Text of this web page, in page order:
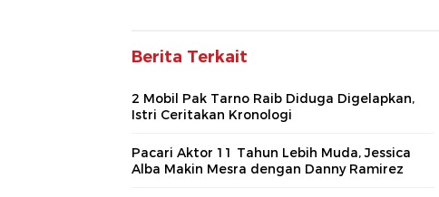
Berita Terkait
2 Mobil Pak Tarno Raib Diduga Digelapkan,
Istri Ceritakan Kronologi
Pacari Aktor 11 Tahun Lebih Muda, Jessica
Alba Makin Mesra dengan Danny Ramirez